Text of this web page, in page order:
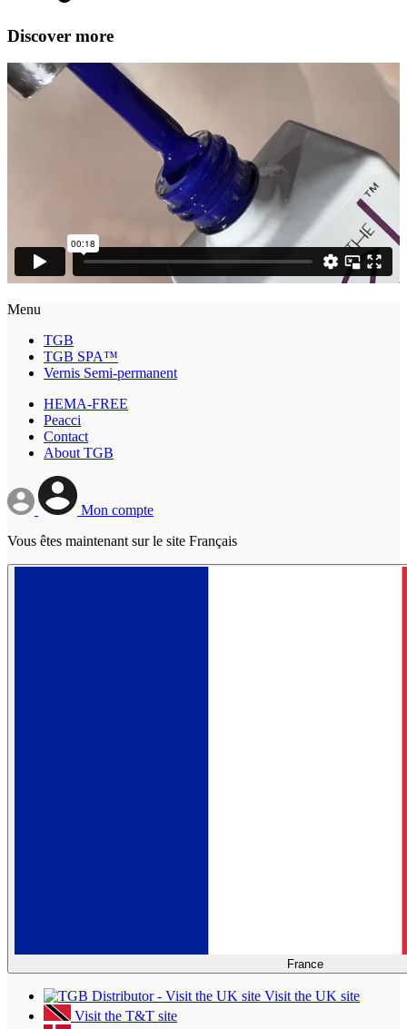
Discover more
Menu
TGB
TGB SPA™
Vernis Semi-permanent
HEMA-FREE
Peacci
Contact
About TGB
Mon compte
Vous êtes maintenant sur le site Français
France
Visit the UK site
Visit the T&T site